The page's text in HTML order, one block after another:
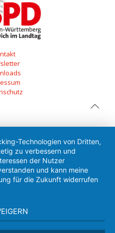
Technologien von Dritten,
zu verbessern und
der Nutzer
und kann meine
für die Zukunft widerrufen